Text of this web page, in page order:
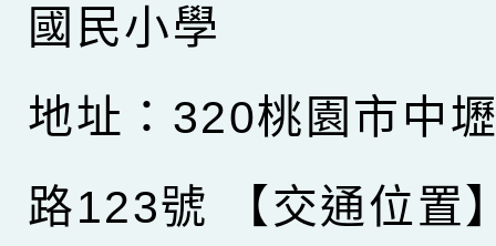
國民小學
地址：320桃園市中
路123號
【交通位置